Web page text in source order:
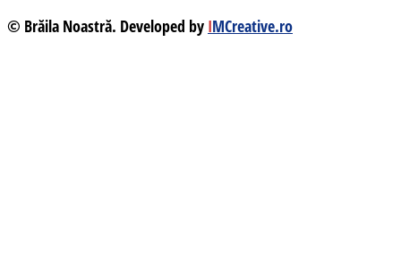
© Brăila Noastră. Developed by IMCreative.ro